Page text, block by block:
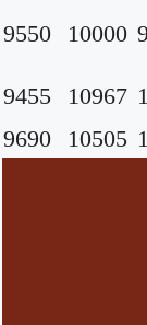
9550 10000
9455 10967
9690 10505